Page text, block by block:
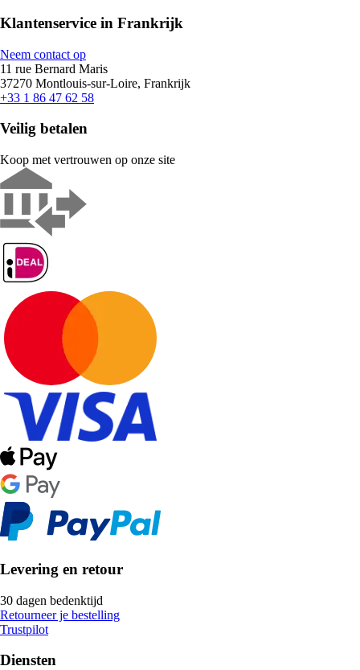
Klantenservice in Frankrijk
Neem contact op
11 rue Bernard Maris
37270 Montlouis-sur-Loire, Frankrijk
+33 1 86 47 62 58
Veilig betalen
Koop met vertrouwen op onze site
Levering en retour
30 dagen bedenktijd
Retourneer je bestelling
Trustpilot
Diensten